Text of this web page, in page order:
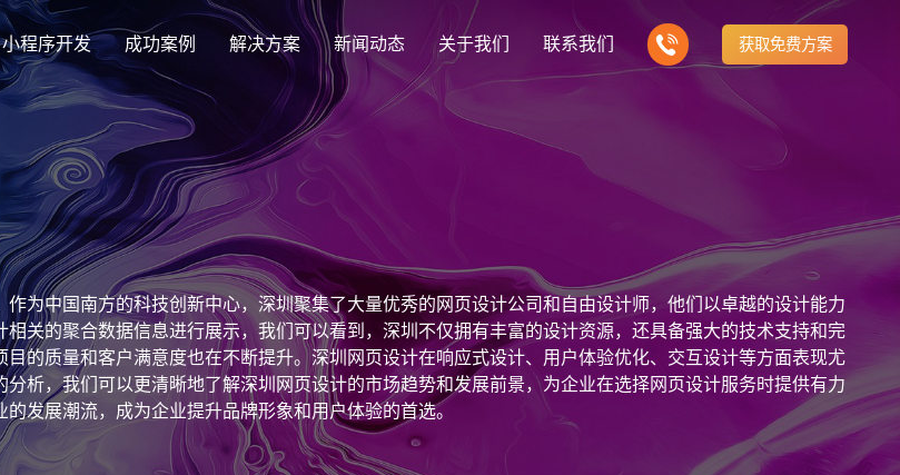
创意品牌型网站建设
企业品牌高端网站设计
企业营销型网站建设
响应式网站建设
适应各个终端设备网站
网站建设定制改版
定制化网站建设改版方案
购物商城系统开发
零售在线电子商务网站
手机微信网站建设
小程序开发 成功案例
集团上市网站
集团大企上市公司
行业门户网站
行业门户网站平台开发
外贸出口网站
外贸进出口网站开发
企业品牌官网
创意品牌型网站建设
企业营销网站
营销型网站建力企业公信力
解决方案
解决方案
定制化视觉设计与互动策划方案
芯片半导体网站建设解决方
案
新能源行业网站建设解决方
案
政府网站建设解决方案
购物商城网站建设解决方案 品牌形象网站建设解决方案
门户网站建设解决方案 营销型网站建设解决方案 企业网站建设解决方案
多样化产品总有一个满足你的需求
新闻动态
最新签约
Latest signing
建站知识
Website building knowledge
行业新闻
Industry information
网站设计
Website Design
网站观点
Website viewpoint
关于我们
公司介绍
致力于互联网品牌建设
公司团队
我们的团队协作精神
发展历程
一路走来感谢您的陪伴
联系我们 获取免费方案
为中国南方的科技创新中心，深圳聚集了大量优秀的网页设计公司和自由设计师，他们以卓越的设计能力
关的聚合数据信息进行展示，我们可以看到，深圳不仅拥有丰富的设计资源，还具备强大的技术支持和完
的质量和客户满意度也在不断提升。深圳网页设计在响应式设计、用户体验优化、交互设计等方面表现尤
析，我们可以更清晰地了解深圳网页设计的市场趋势和发展前景，为企业在选择网页设计服务时提供有力
发展潮流，成为企业提升品牌形象和用户体验的首选。